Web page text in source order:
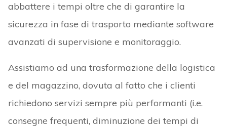
abbattere i tempi oltre che di garantire la
sicurezza in fase di trasporto mediante software
avanzati di supervisione e monitoraggio.
Assistiamo ad una trasformazione della logistica
e del magazzino, dovuta al fatto che i clienti
richiedono servizi sempre più performanti (i.e.
consegne frequenti, diminuzione dei tempi di